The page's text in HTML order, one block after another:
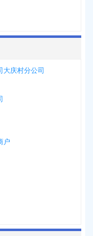
大庆村分公司
户